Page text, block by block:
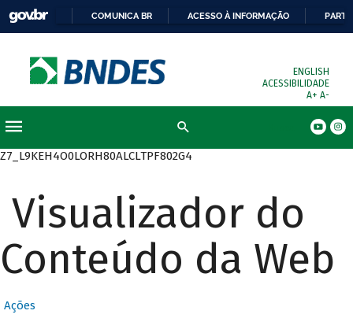
COMUNICA BR ACESSO À INFORMAÇÃO
ENGLISH
ACESSIBILIDADE
A+ A-
Z7_L9KEH4O0LORH80ALCLTPF802G4
Visualizador do
Conteúdo da Web
Ações